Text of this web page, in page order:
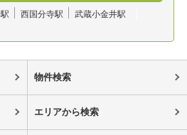
西国分寺駅 武蔵小金井駅
物件検索
エリアから検索